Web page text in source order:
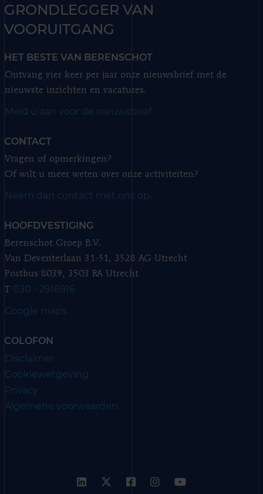
GRONDLEGGER VAN
VOORUITGANG
HET BESTE VAN BERENSCHOT
Ontvang vier keer per jaar onze nieuwsbrief met de
nieuwste inzichten en vacatures.
Meld u aan voor de nieuwsbrief.
CONTACT
Vragen of opmerkingen?
Of wilt u meer weten over onze activiteiten?
Neem dan contact met ons op.
HOOFDVESTIGING
Berenschot Groep B.V.
Van Deventerlaan 31-51, 3528 AG Utrecht
Postbus 8039, 3503 RA Utrecht
T 030 - 2916916
Google maps
COLOFON
Disclaimer
Cookiewetgeving
Privacy
Algemene voorwaarden